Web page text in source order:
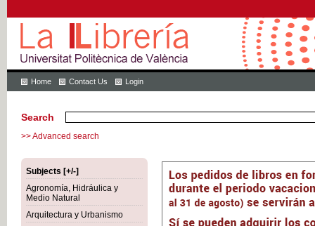
Home Contact Us Login
Search
>> Advanced search
Subjects [+/-]
Agronomía, Hidráulica y
Medio Natural
Arquitectura y Urbanismo